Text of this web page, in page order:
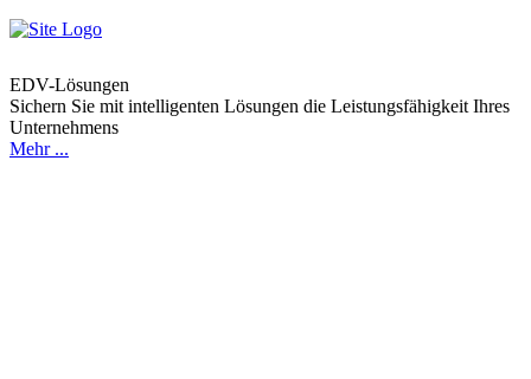
EDV-Lösungen
Sichern Sie mit intelligenten Lösungen die Leistungsfähigkeit Ihres
Unternehmens
Mehr ...